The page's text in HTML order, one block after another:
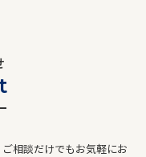
相談だけでもお気軽にお